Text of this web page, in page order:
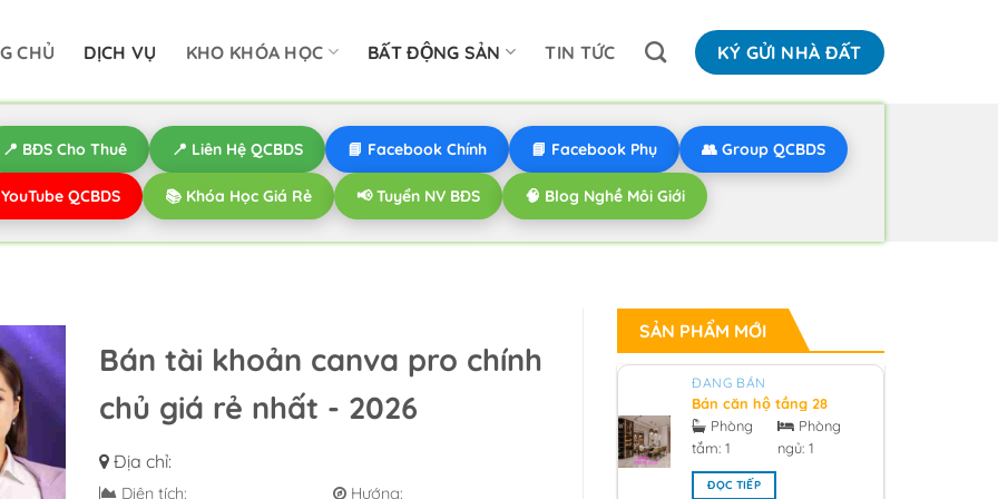
CHỦ DỊCH VỤ KHO KHÓA HỌC BẤT ĐỘNG SẢN TIN TỨC KÝ GỬI NHÀ ĐẤT
📍 BĐS Cho Thuê 📍 Liên Hệ QCBDS 📘 Facebook Chính 📘 Facebook Phụ 👥 Group QCBDS
QCBDS 📚 Khóa Học Giá Rẻ 📢 Tuyển NV BĐS 🧠 Blog Nghề Môi Giới
SẢN PHẨM MỚI
ĐANG BÁN
Bán căn hộ tầng 28
hướng bắc V1 sunrise
city South Tower
0918955959 - 2026
Phòng
tắm:1
Phòng
ngủ: 1
ĐỌC TIẾP
Bán tài khoản canva pro chính
chủ giá rẻ nhất - 2026
Địa chỉ:
Diện tích:
Hướng: